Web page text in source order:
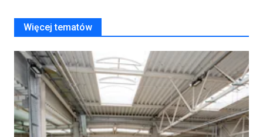
Więcej tematów